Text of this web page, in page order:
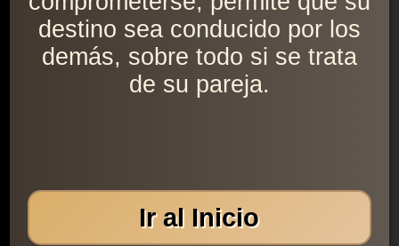
destino sea conducido por los
demás, sobre todo si se trata
de su pareja.
Ir al Inicio